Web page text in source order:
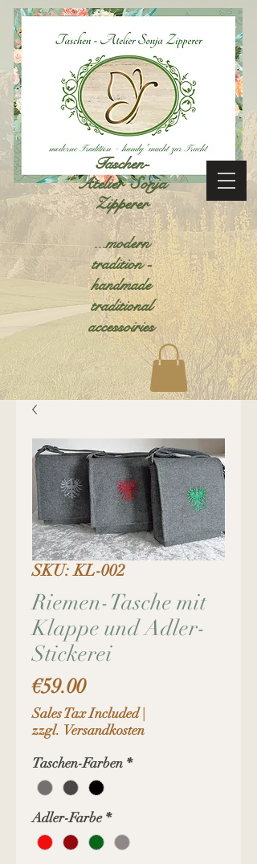
Taschen-
Atelier Sonja
Zipperer
...modern
tradition -
handmade
traditional
accessoiries
SKU: KL-002
Riemen-Tasche mit
Klappe und Adler-
Stickerei
€59.00Price
Sales Tax Included|
zzgl. Versandkosten
Taschen-Farben *
Adler-Farbe *